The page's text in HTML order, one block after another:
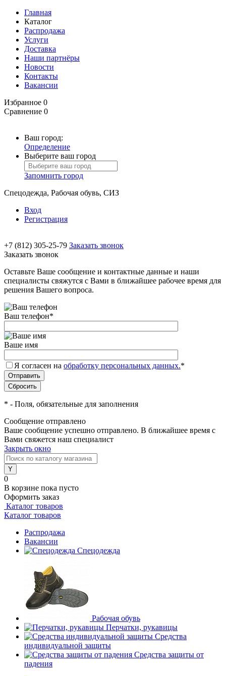
Главная
Каталог
Распродажа
Услуги
Доставка
Наши партнёры
Новости
Контакты
Вакансии
Избранное 0
Сравнение 0
Ваш город:
Определение
Выберите ваш город
Запомнить город
Спецодежда, Рабочая обувь, СИЗ
Вход
Регистрация
+7 (812) 305-25-79 Заказать звонок
Заказать звонок
Оставьте Ваше сообщение и контактные данные и наши
специалисты свяжутся с Вами в ближайшее рабочее время для
решения Вашего вопроса.
Ваш телефон*
Ваше имя
Я согласен на обработку персональных данных.*
* - Поля, обязательные для заполнения
Сообщение отправлено
Ваше сообщение успешно отправлено. В ближайшее время с
Вами свяжется наш специалист
Закрыть окно
0
В корзине пока пусто
Оформить заказ
Каталог товаров
Каталог товаров
Распродажа
Вакансии
Спецодежда
Рабочая обувь
Перчатки, рукавицы
Средства
индивидуальной защиты
Средства защиты от
падения